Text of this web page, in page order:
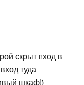
скрыт вход в
туда
шкаф!)